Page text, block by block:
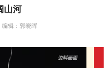
山河
编辑：郭晓晖